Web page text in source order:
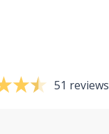
51 reviews